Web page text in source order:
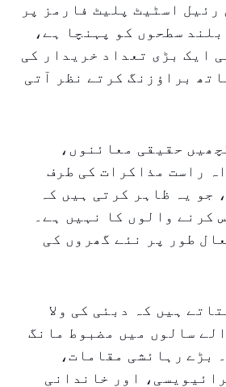
رئیل اسٹیٹ پلیٹ فارمز پر
سطحوں کو پہنچا ہے،
ایک بڑی تعداد خریدار کی
براؤزنگ کرتے نظر آتی
حقیقی معائنوں،
راست مذاکرات کی طرف
جو یہ ظاہر کرتی ہیں کہ
کرنے والوں کا نہیں ہے۔
طور پر نئے گھروں کی
ہیں کہ دبئی کی ولا
سالوں میں مضبوط مانگ
بڑے رہائشی مقامات،
اور خاندانی